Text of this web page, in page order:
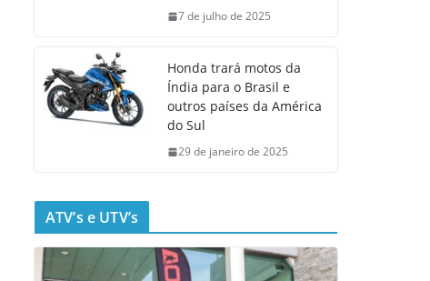
7 de julho de 2025
Honda trará motos da
Índia para o Brasil e
outros países da América
do Sul
29 de janeiro de 2025
ATV’s e UTV’s